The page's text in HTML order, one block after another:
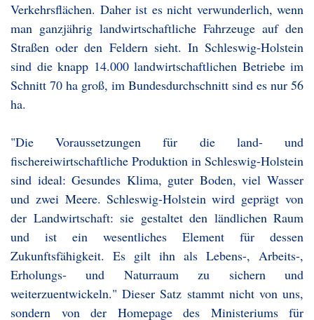
Verkehrsflächen. Daher ist es nicht verwunderlich, wenn
man ganzjährig landwirtschaftliche Fahrzeuge auf den
Straßen oder den Feldern sieht. In Schleswig-Holstein
sind die knapp 14.000 landwirtschaftlichen Betriebe im
Schnitt 70 ha groß, im Bundesdurchschnitt sind es nur 56
ha.
"Die Voraussetzungen für die land- und
fischereiwirtschaftliche Produktion in Schleswig-Holstein
sind ideal: Gesundes Klima, guter Boden, viel Wasser
und zwei Meere. Schleswig-Holstein wird geprägt von
der Landwirtschaft: sie gestaltet den ländlichen Raum
und ist ein wesentliches Element für dessen
Zukunftsfähigkeit. Es gilt ihn als Lebens-, Arbeits-,
Erholungs- und Naturraum zu sichern und
weiterzuentwickeln." Dieser Satz stammt nicht von uns,
sondern von der Homepage des Ministeriums für